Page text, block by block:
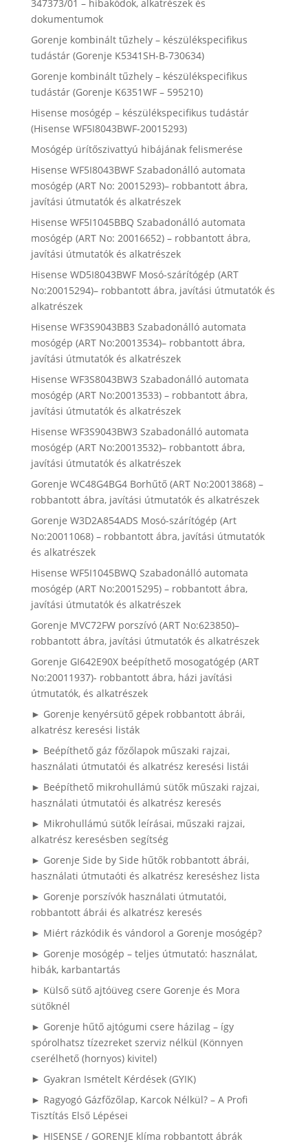
347373/01 – hibakódok, alkatrészek és
dokumentumok
Gorenje kombinált tűzhely – készülékspecifikus
tudástár (Gorenje K5341SH-B-730634)
Gorenje kombinált tűzhely – készülékspecifikus
tudástár (Gorenje K6351WF – 595210)
Hisense mosógép – készülékspecifikus tudástár
(Hisense WF5I8043BWF-20015293)
Mosógép ürítőszivattyú hibájának felismerése
Hisense WF5I8043BWF Szabadonálló automata
mosógép (ART No: 20015293)– robbantott ábra,
javítási útmutatók és alkatrészek
Hisense WF5I1045BBQ Szabadonálló automata
mosógép (ART No: 20016652) – robbantott ábra,
javítási útmutatók és alkatrészek
Hisense WD5I8043BWF Mosó-szárítógép (ART
No:20015294)– robbantott ábra, javítási útmutatók és
alkatrészek
Hisense WF3S9043BB3 Szabadonálló automata
mosógép (ART No:20013534)– robbantott ábra,
javítási útmutatók és alkatrészek
Hisense WF3S8043BW3 Szabadonálló automata
mosógép (ART No:20013533) – robbantott ábra,
javítási útmutatók és alkatrészek
Hisense WF3S9043BW3 Szabadonálló automata
mosógép (ART No:20013532)– robbantott ábra,
javítási útmutatók és alkatrészek
Gorenje WC48G4BG4 Borhűtő (ART No:20013868) –
robbantott ábra, javítási útmutatók és alkatrészek
Gorenje W3D2A854ADS Mosó-szárítógép (Art
No:20011068) – robbantott ábra, javítási útmutatók
és alkatrészek
Hisense WF5I1045BWQ Szabadonálló automata
mosógép (ART No:20015295) – robbantott ábra,
javítási útmutatók és alkatrészek
Gorenje MVC72FW porszívó (ART No:623850)–
robbantott ábra, javítási útmutatók és alkatrészek
Gorenje GI642E90X beépíthető mosogatógép (ART
No:20011937)- robbantott ábra, házi javítási
útmutatók, és alkatrészek
► Gorenje kenyérsütő gépek robbantott ábrái,
alkatrész keresési listák
► Beépíthető gáz főzőlapok műszaki rajzai,
használati útmutatói és alkatrész keresési listái
► Beépíthető mikrohullámú sütők műszaki rajzai,
használati útmutatói és alkatrész keresés
► Mikrohullámú sütők leírásai, műszaki rajzai,
alkatrész keresésben segítség
► Gorenje Side by Side hűtők robbantott ábrái,
használati útmutaóti és alkatrész kereséshez lista
► Gorenje porszívók használati útmutatói,
robbantott ábrái és alkatrész keresés
► Miért rázkódik és vándorol a Gorenje mosógép?
► Gorenje mosógép – teljes útmutató: használat,
hibák, karbantartás
► Külső sütő ajtóüveg csere Gorenje és Mora
sütőknél
► Gorenje hűtő ajtógumi csere házilag – így
spórolhatsz tízezreket szerviz nélkül (Könnyen
cserélhető (hornyos) kivitel)
► Gyakran Ismételt Kérdések (GYIK)
► Ragyogó Gázfőzőlap, Karcok Nélkül? – A Profi
Tisztítás Első Lépései
► HISENSE / GORENJE klíma robbantott ábrák